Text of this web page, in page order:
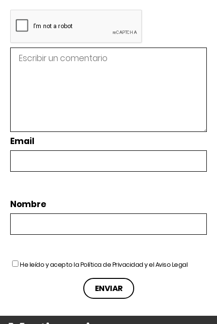
Email
Nombre
He leído y acepto laPolítica de Privacidady elAviso Legal